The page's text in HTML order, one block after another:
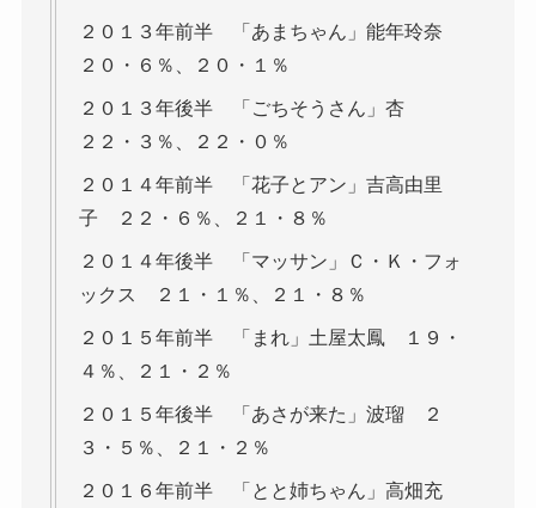
２０１３年前半 「あまちゃん」能年玲奈
２０・６％、２０・１％
２０１３年後半 「ごちそうさん」杏
２２・３％、２２・０％
２０１４年前半 「花子とアン」吉高由里
子 ２２・６％、２１・８％
２０１４年後半 「マッサン」Ｃ・Ｋ・フォ
ックス ２１・１％、２１・８％
２０１５年前半 「まれ」土屋太鳳 １９・
４％、２１・２％
２０１５年後半 「あさが来た」波瑠 ２
３・５％、２１・２％
２０１６年前半 「とと姉ちゃん」高畑充